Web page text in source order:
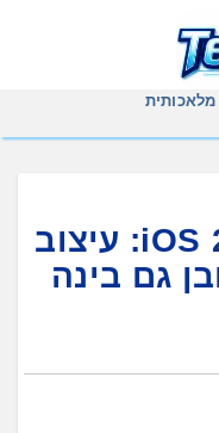
מלאכותית
אפל חושפת את iOS 26: עיצוב
גם בינה